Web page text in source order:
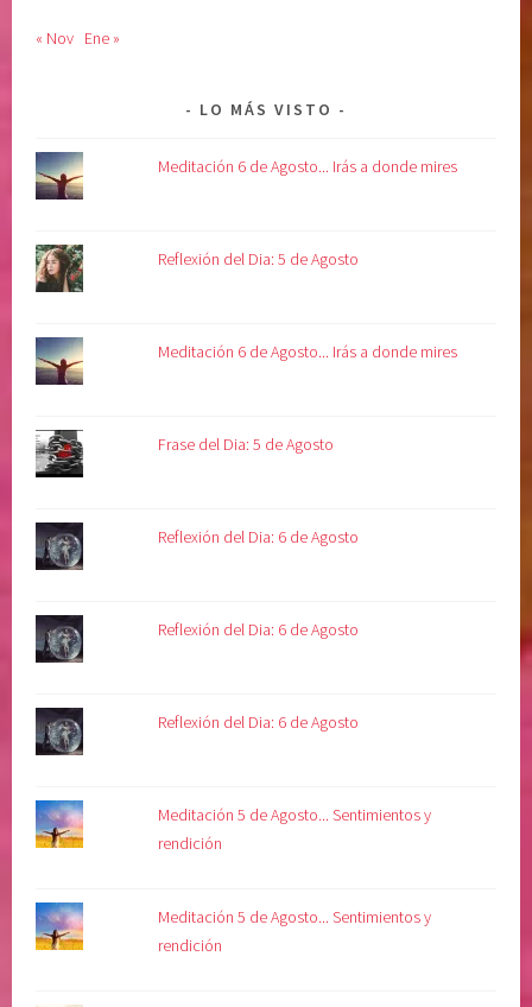
« Nov Ene »
LO MÁS VISTO
Meditación 6 de Agosto... Irás a donde mires
Reflexión del Dia: 5 de Agosto
Meditación 6 de Agosto... Irás a donde mires
Frase del Dia: 5 de Agosto
Reflexión del Dia: 6 de Agosto
Reflexión del Dia: 6 de Agosto
Reflexión del Dia: 6 de Agosto
Meditación 5 de Agosto... Sentimientos y
rendición
Meditación 5 de Agosto... Sentimientos y
rendición